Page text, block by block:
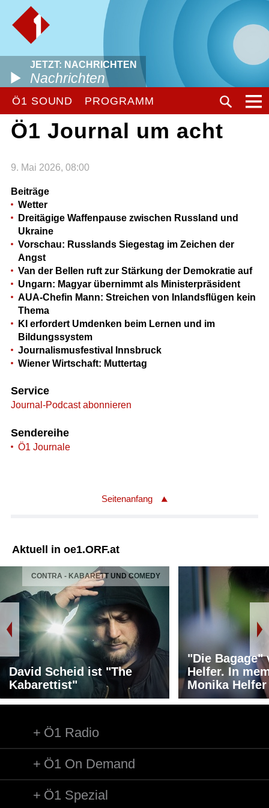
JETZT: NACHRICHTEN
Nachrichten
Ö1 SOUND PROGRAMM
Ö1 Journal um acht
9. Mai 2026, 08:00
Beiträge
Wetter
Dreitägige Waffenpause zwischen Russland und
Ukraine
Vorschau: Russlands Siegestag im Zeichen der
Angst
Van der Bellen ruft zur Stärkung der Demokratie auf
Ungarn: Magyar übernimmt als Ministerpräsident
AUA-Chefin Mann: Streichen von Inlandsflügen kein
Thema
KI erfordert Umdenken beim Lernen und im
Bildungssystem
Journalismusfestival Innsbruck
Wiener Wirtschaft: Muttertag
Service
Journal-Podcast abonnieren
Sendereihe
Ö1 Journale
Seitenanfang
Aktuell in oe1.ORF.at
CONTRA - KABARETT UND COMEDY
David Scheid ist "The
Kabarettist"
"Die Bagage"
Helfer. In
Monika Helfer
Ö1 Radio
Ö1 On Demand
Ö1 Spezial